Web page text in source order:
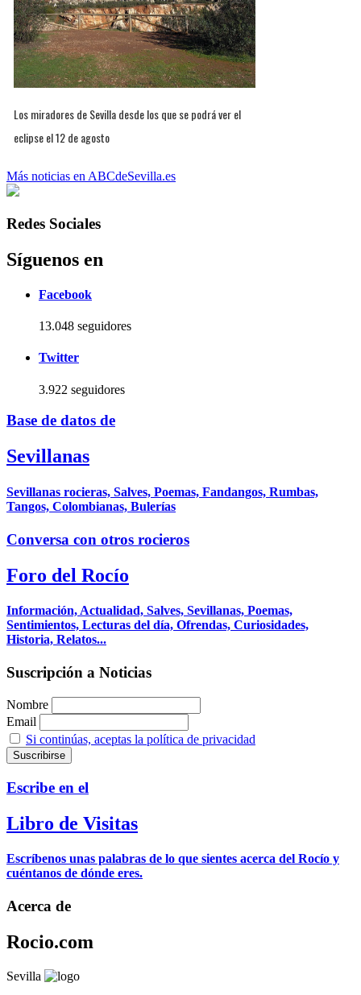
Los miradores de Sevilla desde los que se podrá ver el
eclipse el 12 de agosto
Más noticias en ABCdeSevilla.es
Redes Sociales
Síguenos en
Facebook
13.048 seguidores
Twitter
3.922 seguidores
Base de datos de
Sevillanas
Sevillanas rocieras, Salves, Poemas, Fandangos, Rumbas,
Tangos, Colombianas, Bulerías
Conversa con otros rocieros
Foro del Rocío
Información, Actualidad, Salves, Sevillanas, Poemas,
Sentimientos, Lecturas del día, Ofrendas, Curiosidades,
Historia, Relatos...
Suscripción a Noticias
Nombre
Email
Si continúas, aceptas la política de privacidad
Escribe en el
Libro de Visitas
Escríbenos unas palabras de lo que sientes acerca del Rocío y
cuéntanos de dónde eres.
Acerca de
Rocio.com
Sevilla